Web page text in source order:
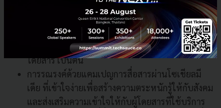
ให้ข้อมูลเบื้องต้น ไม่ว่าจะเป็น ภาษามือพื้นฐาน
เคล็ดลับในการสื่อสารกับพาร์ทเนอร์ผู้ขับขี่ หรือการ
แจ้งความต้องการต่างๆ เช่น การบอกทิศทาง การ
ปรับอุณหภูมิเครื่องปรับอากาศ การแจ้งราคาค่า
โดยสาร เป็นต้น
การรณรงค์ด้วยแคมเปญการสื่อสารผ่านโซเชียลมี
เดีย ที่เข้าใจง่ายเพื่อสร้างความตระหนักรู้ให้กับสังคม
และส่งเสริมความเข้าใจให้กับผู้โดยสารที่ใช้บริการ